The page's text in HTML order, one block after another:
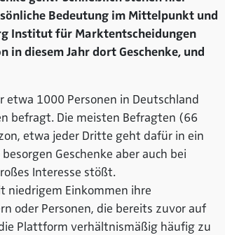
Bedeutung im Mittelpunkt und
Institut für Marktentscheidungen
in diesem Jahr dort Geschenke, und
etwa 1000 Personen in Deutschland
befragt. Die meisten Befragten (66
etwa jeder Dritte geht dafür in ein
Geschenke aber auch bei
Interesse stößt.
niedrigem Einkommen ihre
oder Personen, die bereits zuvor auf
Plattform verhältnismäßig häufig zu